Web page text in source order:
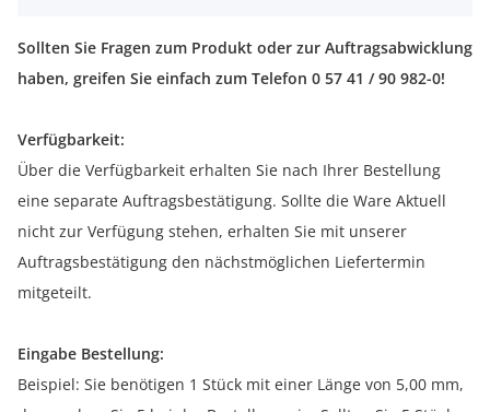
Sollten Sie Fragen zum Produkt oder zur Auftragsabwicklung
haben, greifen Sie einfach zum Telefon 0 57 41 / 90 982-0!
Verfügbarkeit:
Über die Verfügbarkeit erhalten Sie nach Ihrer Bestellung
eine separate Auftragsbestätigung. Sollte die Ware Aktuell
nicht zur Verfügung stehen, erhalten Sie mit unserer
Auftragsbestätigung den nächstmöglichen Liefertermin
mitgeteilt.
Eingabe Bestellung:
Beispiel: Sie benötigen 1 Stück mit einer Länge von 5,00 mm,